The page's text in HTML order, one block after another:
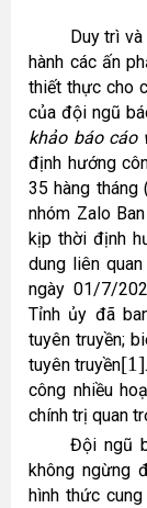
Duy trì
hành các ấn
thiết thực cho
của đội ngũ
khảo báo cáo
định hướng
35 hàng tháng (
nhóm Zalo
kịp thời định
dung liên
ngày 01/7/
Tỉnh ủy đã
tuyên truyền;
tuyên truyền[1]
công nhiều
chính trị quan
Đội ngũ
không ngừng
hình thức